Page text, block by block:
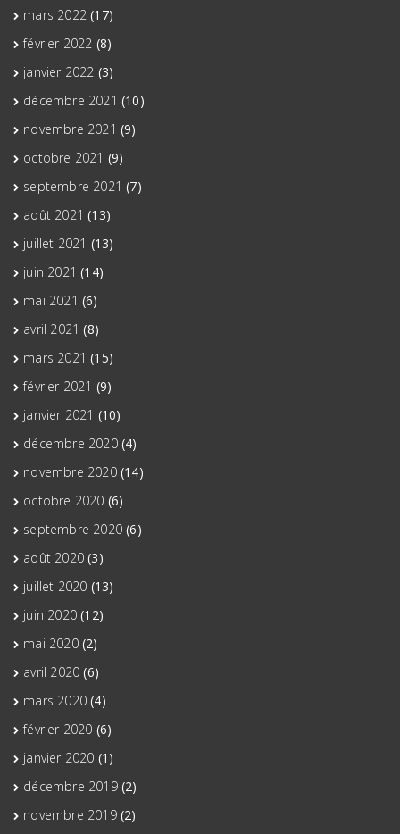
mars 2022 (17)
février 2022 (8)
janvier 2022 (3)
décembre 2021 (10)
novembre 2021 (9)
octobre 2021 (9)
septembre 2021 (7)
août 2021 (13)
juillet 2021 (13)
juin 2021 (14)
mai 2021 (6)
avril 2021 (8)
mars 2021 (15)
février 2021 (9)
janvier 2021 (10)
décembre 2020(4)
novembre 2020(14)
octobre 2020 (6)
septembre 2020 (6)
août 2020 (3)
juillet 2020 (13)
juin 2020 (12)
mai 2020(2)
avril 2020 (6)
mars 2020 (4)
février 2020 (6)
janvier 2020 (1)
décembre 2019(2)
novembre 2019(2)